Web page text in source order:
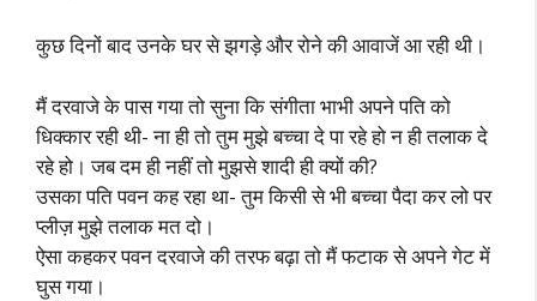
कुछ दिनों बाद उनके घर से झगड़े और रोने की आवाजें आ रही थी।
मैं दरवाजे के पास गया तो सुना कि संगीता भाभी अपने पति को
धिक्कार रही थी- ना ही तो तुम मुझे बच्चा दे पा रहे हो न ही तलाक दे
रहे हो। जब दम ही नहीं तो मुझसे शादी ही क्यों की?
उसका पति पवन कह रहा था- तुम किसी से भी बच्चा पैदा कर लो पर
प्लीज़ मुझे तलाक मत दो।
ऐसा कहकर पवन दरवाजे की तरफ बढ़ा तो मैं फटाक से अपने गेट में
घुस गया।